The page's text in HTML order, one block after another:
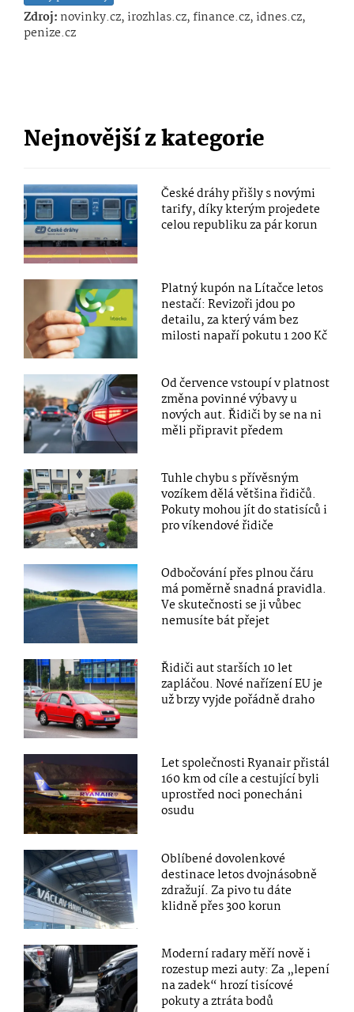
Zdroj: novinky.cz, irozhlas.cz, finance.cz, idnes.cz,
penize.cz
Nejnovější z kategorie
České dráhy přišly s novými
tarify, díky kterým projedete
celou republiku za pár korun
Platný kupón na Lítačce letos
nestačí: Revizoři jdou po
detailu, za který vám bez
milosti napaří pokutu 1 200 Kč
Od července vstoupí v platnost
změna povinné výbavy u
nových aut. Řidiči by se na ni
měli připravit předem
Tuhle chybu s přívěsným
vozíkem dělá většina řidičů.
Pokuty mohou jít do statisíců i
pro víkendové řidiče
Odbočování přes plnou čáru
má poměrně snadná pravidla.
Ve skutečnosti se ji vůbec
nemusíte bát přejet
Řidiči aut starších 10 let
zapláčou. Nové nařízení EU je
už brzy vyjde pořádně draho
Let společnosti Ryanair přistál
160 km od cíle a cestující byli
uprostřed noci ponecháni
osudu
Oblíbené dovolenkové
destinace letos dvojnásobně
zdražují. Za pivo tu dáte
klidně přes 300 korun
Moderní radary měří nově i
rozestup mezi auty: Za „lepení
na zadek“ hrozí tisícové
pokuty a ztráta bodů